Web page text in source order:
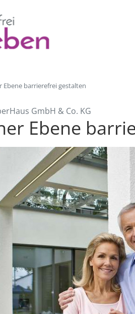
Ebene barrierefrei gestalten
GmbH & Co. KG
Ebene